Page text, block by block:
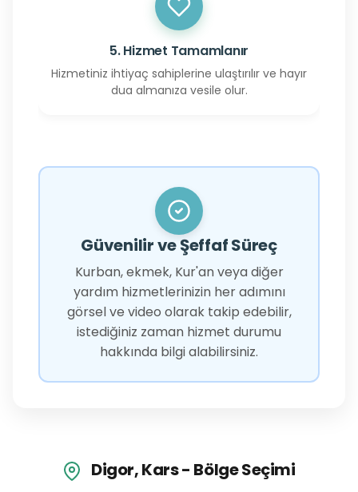
5. Hizmet Tamamlanır
Hizmetiniz ihtiyaç sahiplerine ulaştırılır ve hayır
dua almanıza vesile olur.
Güvenilir ve Şeffaf Süreç
Kurban, ekmek, Kur'an veya diğer
yardım hizmetlerinizin her adımını
görsel ve video olarak takip edebilir,
istediğiniz zaman hizmet durumu
hakkında bilgi alabilirsiniz.
Digor, Kars - Bölge Seçimi